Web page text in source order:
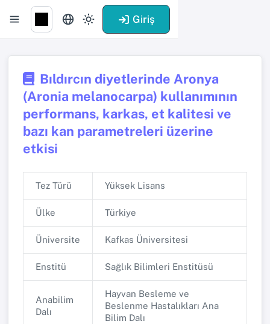
Giriş
Bıldırcın diyetlerinde Aronya
(Aronia melanocarpa) kullanımının
performans, karkas, et kalitesi ve
bazı kan parametreleri üzerine
etkisi
Tez Türü Yüksek Lisans
Ülke Türkiye
Üniversite Kafkas Üniversitesi
Enstitü Sağlık Bilimleri Enstitüsü
Anabilim
Dalı
Hayvan Besleme ve
Beslenme Hastalıkları Ana
Bilim Dalı